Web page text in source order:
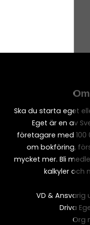
Ska du starta eget
Eget är en av
företagare med 100
om bokföring,
mycket mer. Bli
kalkyler och
VD & Ansvarig
Driva
Org